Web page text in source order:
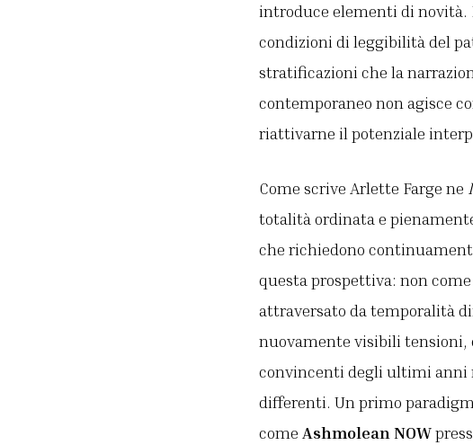
introduce elementi di novità.
condizioni di leggibilità del
stratificazioni che la
contemporaneo non agisce
riattivarne il potenziale
Come scrive Arlette Farge ne
totalità ordinata e
che richiedono
questa prospettiva: non
attraversato da temporalità
nuovamente visibili tensioni,
convincenti degli ultimi anni
differenti. Un primo
come Ashmolean NOW